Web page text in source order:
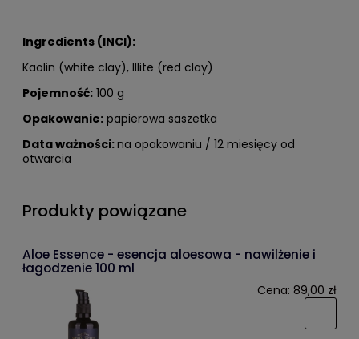
Ingredients (INCI):
Kaolin (white clay), Illite (red clay)
Pojemność: 100 g
Opakowanie: papierowa saszetka
Data ważności:na opakowaniu / 12 miesięcy od
otwarcia
Produkty powiązane
Aloe Essence - esencja aloesowa - nawilżenie i
łagodzenie 100 ml
Cena: 89,00 zł